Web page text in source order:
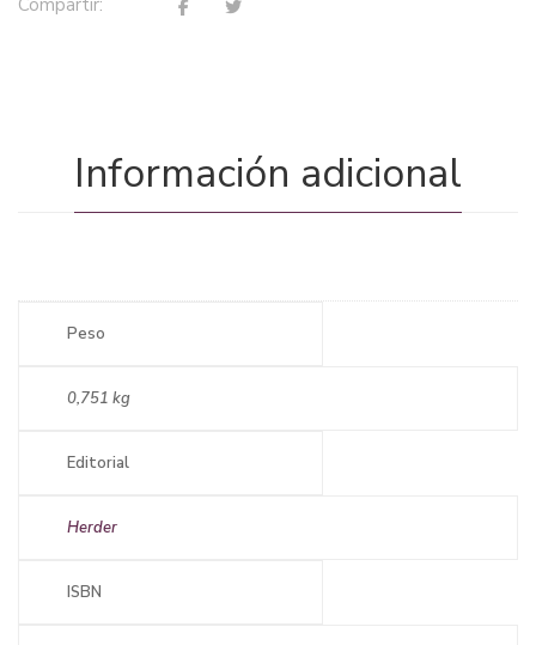
Compartir:
Información adicional
Peso
0,751 kg
Editorial
Herder
ISBN